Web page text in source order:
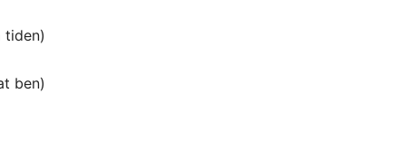
tiden)
ben)